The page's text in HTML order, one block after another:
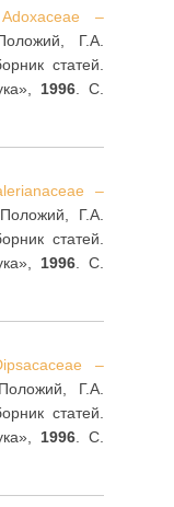
–
Г.А.
статей.
1996. С.
–
Г.А.
статей.
1996. С.
–
Г.А.
статей.
1996. С.